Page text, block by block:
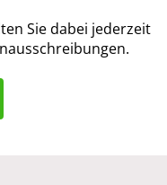
Sie dabei jederzeit